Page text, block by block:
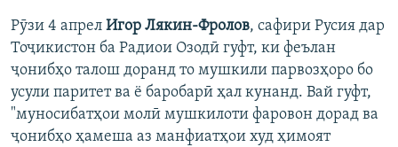
Рӯзи 4 апрел Игор Лякин-Фролов, сафири Русия дар
Тоҷикистон ба Радиои Озодӣ гуфт, ки феълан
ҷонибҳо талош доранд то мушкили парвозҳоро бо
усули паритет ва ё баробарӣ ҳал кунанд. Вай гуфт,
"муносибатҳои молӣ мушкилоти фаровон дорад ва
ҷонибҳо ҳамеша аз манфиатҳои худ ҳимоят